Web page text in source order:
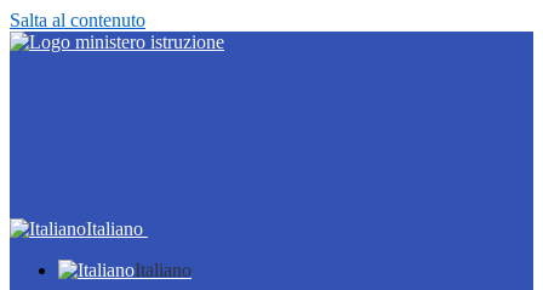
Salta al contenuto
Italiano
Italiano